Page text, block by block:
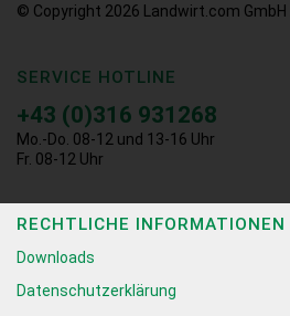
© Copyright 2026
Landwirt.com
SERVICE HOTLINE
+43 (0)316 931268
Mo.-Do. 08-12 und 13-16 Uhr
Fr. 08-12 Uhr
RECHTLICHE INFORMATIONEN
Downloads
Datenschutzerklärung